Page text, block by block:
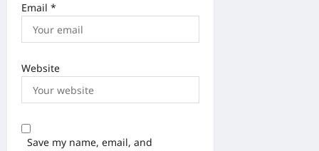
Email *
Website
Save my name, email, and